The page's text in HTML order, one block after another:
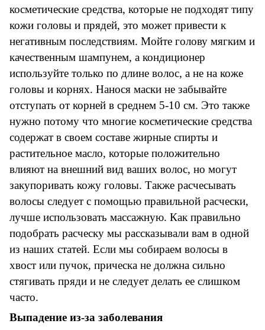
косметические средства, которые не подходят типу
кожи головы и прядей, это может привести к
негативным последствиям. Мойте голову мягким и
качественным шампунем, а кондиционер
используйте только по длине волос, а не на коже
головы и корнях. Нанося маски не забывайте
отступать от корней в среднем 5-10 см. Это также
нужно потому что многие косметические средства
содержат в своем составе жирные спирты и
растительное масло, которые положительно
влияют на внешний вид ваших волос, но могут
закупоривать кожу головы. Также расчесывать
волосы следует с помощью правильной расчески,
лучше использовать массажную. Как правильно
подобрать расческу мы рассказывали вам в одной
из наших статей. Если мы собираем волосы в
хвост или пучок, прическа не должна сильно
стягивать пряди и не следует делать ее слишком
часто.
Выпадение из-за заболевания